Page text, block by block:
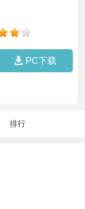
PC下载
排行